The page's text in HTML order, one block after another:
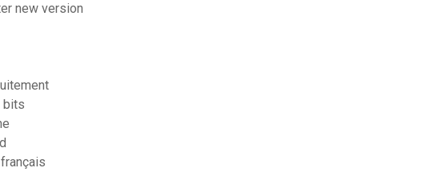
new version
bits